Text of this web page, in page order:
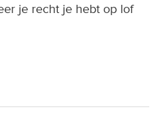
je recht je hebt op lof